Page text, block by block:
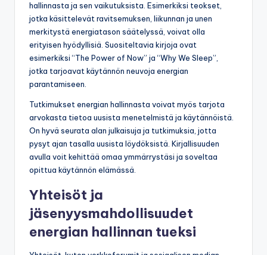
hallinnasta ja sen vaikutuksista. Esimerkiksi teokset,
jotka käsittelevät ravitsemuksen, liikunnan ja unen
merkitystä energiatason säätelyssä, voivat olla
erityisen hyödyllisiä. Suositeltavia kirjoja ovat
esimerkiksi “The Power of Now” ja “Why We Sleep”,
jotka tarjoavat käytännön neuvoja energian
parantamiseen.
Tutkimukset energian hallinnasta voivat myös tarjota
arvokasta tietoa uusista menetelmistä ja käytännöistä.
On hyvä seurata alan julkaisuja ja tutkimuksia, jotta
pysyt ajan tasalla uusista löydöksistä. Kirjallisuuden
avulla voit kehittää omaa ymmärrystäsi ja soveltaa
opittua käytännön elämässä.
Yhteisöt ja
jäsenyysmahdollisuudet
energian hallinnan tueksi